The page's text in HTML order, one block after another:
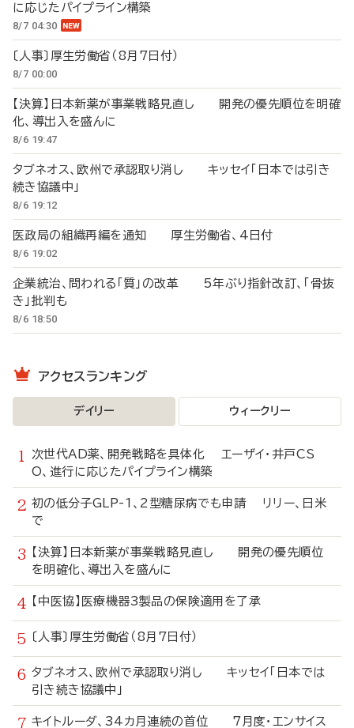
に応じたパイプライン構築
8/7 04:30
〔人事〕厚生労働省（8月7日付）
8/7 00:00
【決算】日本新薬が事業戦略見直し 開発の優先順位を明確
化、導出入を盛んに
8/6 19:47
タブネオス、欧州で承認取り消し キッセイ「日本では引き
続き協議中」
8/6 19:12
医政局の組織再編を通知 厚生労働省、4日付
8/6 19:02
企業統治、問われる「質」の改革 5年ぶり指針改訂、「骨抜
き」批判も
8/6 18:50
アクセスランキング
デイリー ウィークリー
次世代AD薬、開発戦略を具体化 エーザイ・井戸CS
O、進行に応じたパイプライン構築
初の低分子GLP-1、2型糖尿病でも申請 リリー、日米
で
【決算】日本新薬が事業戦略見直し 開発の優先順位
を明確化、導出入を盛んに
【中医協】医療機器3製品の保険適用を了承
〔人事〕厚生労働省（8月7日付）
タブネオス、欧州で承認取り消し キッセイ「日本では
引き続き協議中」
キイトルーダ、34カ月連続の首位 7月度・エンサイス